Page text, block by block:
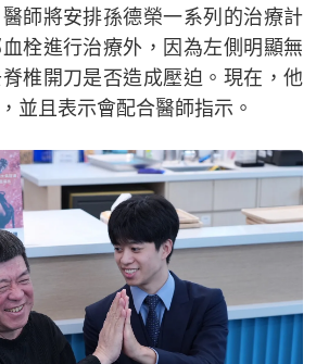
師將安排孫德榮一系列的治療計
栓進行治療外，因為左側明顯無
椎開刀是否造成壓迫。現在，他
並且表示會配合醫師指示。